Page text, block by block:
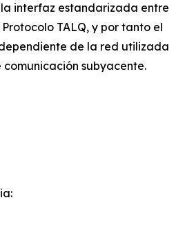
interfaz estandarizada entre
Protocolo TALQ, y por tanto el
de la red utilizada
subyacente.